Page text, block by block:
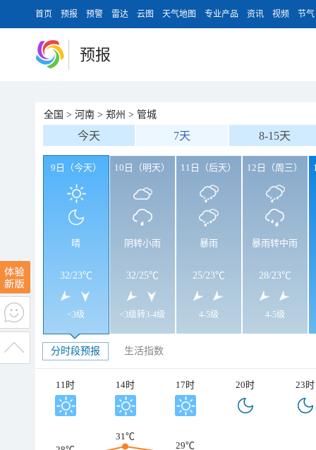
首页 预报 预警 雷达 云图 天气地图 专业产品 资讯 视频 节气
预报
全国 > 河南 > 郑州 > 管城
今天 7天 8-15天
9日（今天）
晴
32/23℃
<3级
10日（明天）
阴转小雨
32/25℃
<3级转3-4级
11日（后天）
暴雨
25/23℃
4-5级
12日（周三）
暴雨转中雨
28/23℃
4-5级
分时段预报 生活指数
11时 14时 17时 20时 23时
31℃
29℃